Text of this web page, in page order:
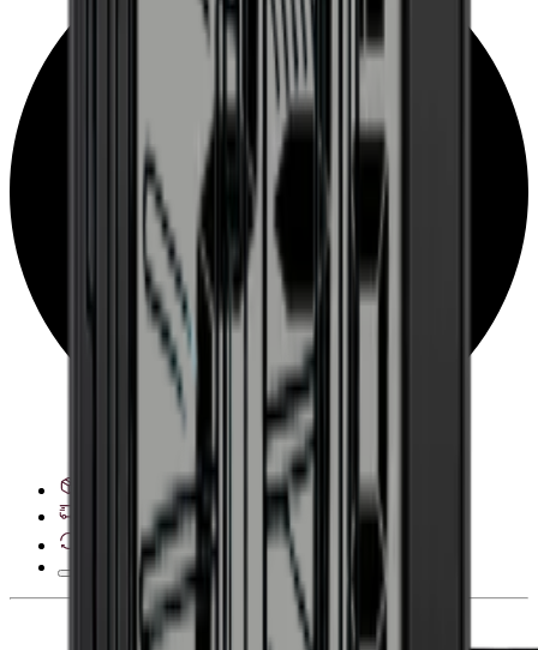
Ver opciones de entrega
Derecho de desistimiento de 28 días